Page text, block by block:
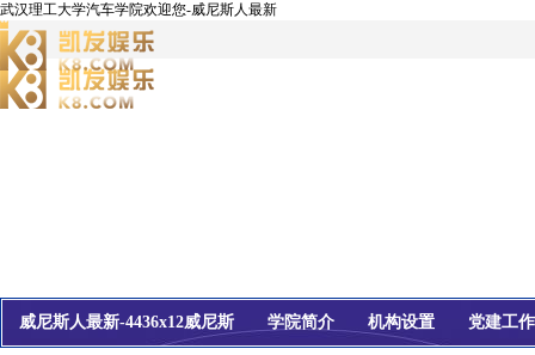
武汉理工大学汽车学院欢迎您-威尼斯人最新
威尼斯人最新-4436x12威尼斯 学院简介 机构设置 党建工作